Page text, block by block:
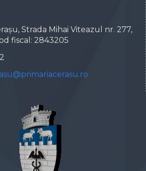
Strada Mihai Viteazul nr. 277,
fiscal: 2843205